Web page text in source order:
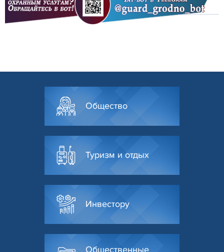
Общество
Туризм и отдых
Инвестору
Общественные